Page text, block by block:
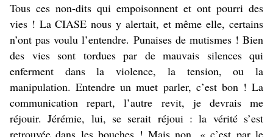
Tous ces non-dits qui empoisonnent et ont pourri des
vies ! La CIASE nous y alertait, et même elle, certains
n’ont pas voulu l’entendre. Punaises de mutismes ! Bien
des vies sont tordues par de mauvais silences qui
enferment dans la violence, la tension, ou la
manipulation. Entendre un muet parler, c’est bon ! La
communication repart, l’autre revit, je devrais me
réjouir. Jérémie, lui, se serait réjoui : la vérité s’est
retrouvée dans les bouches ! Mais non, « c’est par le